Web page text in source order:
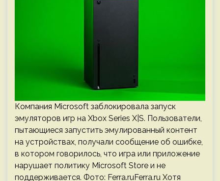
Компания Microsoft заблокировала запуск
эмуляторов игр на Xbox Series X|S. Пользователи,
пытающиеся запустить эмулированный контент
на устройствах, получали сообщение об ошибке,
в котором говорилось, что игра или приложение
нарушает политику Microsoft Store и не
поддерживается. Фото: Ferra.ruFerra.ru Хотя